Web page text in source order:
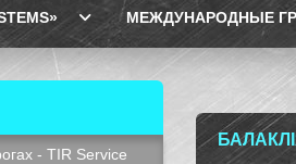
МЕЖДУНАРОДНЫЕ
- TIR Service